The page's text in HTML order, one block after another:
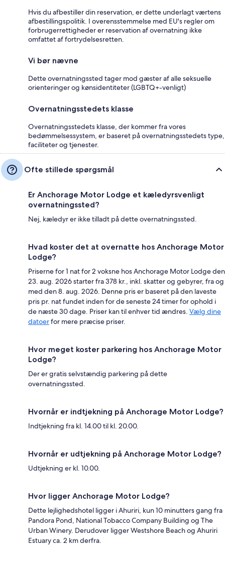
Hvis du afbestiller din reservation, er dette underlagt værtens
afbestillingspolitik. I overensstemmelse med EU's regler om
forbrugerrettigheder er reservation af overnatning ikke
omfattet af fortrydelsesretten.
Vi bør nævne
Dette overnatningssted tager mod gæster af alle seksuelle
orienteringer og kønsidentiteter (LGBTQ+-venligt)
Overnatningsstedets klasse
Overnatningsstedets klasse, der kommer fra vores
bedømmelsessystem, er baseret på overnatningsstedets type,
faciliteter og tjenester.
Ofte stillede spørgsmål
Er Anchorage Motor Lodge et kæledyrsvenligt
overnatningssted?
Nej, kæledyr er ikke tilladt på dette overnatningssted.
Hvad koster det at overnatte hos Anchorage Motor
Lodge?
Priserne for 1 nat for 2 voksne hos Anchorage Motor Lodge den
23. aug. 2026 starter fra 378 kr., inkl. skatter og gebyrer, fra og
med den 8. aug. 2026. Denne pris er baseret på den laveste
pris pr. nat fundet inden for de seneste 24 timer for ophold i
de næste 30 dage. Priser kan til enhver tid ændres. Vælg dine
datoerfor mere præcise priser.
Hvor meget koster parkering hos Anchorage Motor
Lodge?
Der er gratis selvstændig parkering på dette
overnatningssted.
Hvornår er indtjekning på Anchorage Motor Lodge?
Indtjekning fra kl. 14.00 til kl. 20.00.
Hvornår er udtjekning på Anchorage Motor Lodge?
Udtjekning er kl. 10.00.
Hvor ligger Anchorage Motor Lodge?
Dette lejlighedshotel ligger i Ahuriri, kun 10 minutters gang fra
Pandora Pond, National Tobacco Company Building og The
Urban Winery. Derudover ligger Westshore Beach og Ahuriri
Estuary ca. 2 km derfra.